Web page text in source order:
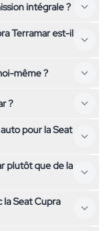
d'un attelage
contacte-nous –
transmission intégrale ?
avant. Si tu
est-il
possible sur
la Seat Cupra Terramar moi-même ?
est simple : choisis
Tu peux voir le
sur la page. Tous
Quel carburant utilise la Seat Cupra Terramar ?
Cela combine
pour la Seat
comprend
prix mensuel fixe à
Terramar , tu
Seat Cupra